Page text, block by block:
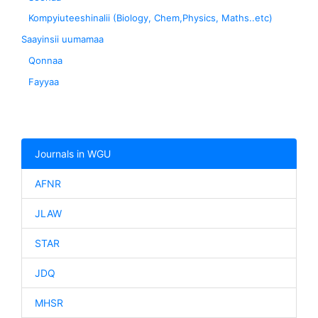
Kompyiuteeshinalii (Biology, Chem,Physics, Maths..etc)
Saayinsii uumamaa
Qonnaa
Fayyaa
Journals in WGU
AFNR
JLAW
STAR
JDQ
MHSR